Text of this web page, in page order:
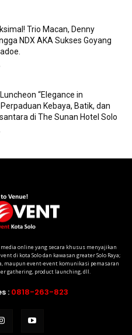
Trio Macan, Denny
NDX AKA Sukses Goyang
“Elegance in
Perpaduan Kebaya, Batik, dan
di The Sunan Hotel Solo
media online yang secara khusus menyajikan
di kota Solo dan kawasan greater Solo Raya;
maupun event-event komunikasi pemasaran
gathering, product launching, dll.
: 0818-263-823